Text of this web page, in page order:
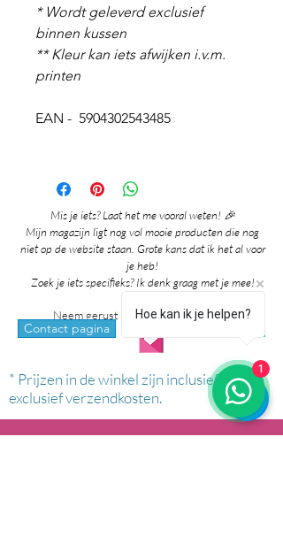
* Wordt geleverd exclusief
binnen kussen
** Kleur kan iets afwijken i.v.m.
printen
EAN - 5904302543485
Mis je iets? Laat het me vooral weten! 🎉
Mijn magazijn ligt nog vol mooie producten die nog
niet op de website staan. Grote kans dat ik het al voor
je heb!
Zoek je iets specifieks? Ik denk graag met je mee!
Neem gerust contact met me op via:
Contact pagina
* Prijzen in de winkel zijn inclusief btw en
exclusief verzendkosten.
Hoe kan ik je helpen?
1